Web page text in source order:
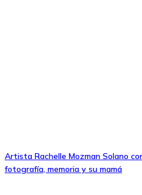
Artista Rachelle Mozman Solano
fotografía, memoria y su mamá